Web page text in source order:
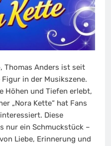
, Thomas Anders ist seit
in der Musikszene.
Höhen und Tiefen erlebt,
„Nora Kette“ hat Fans
Diese
nur ein Schmuckstück –
Liebe, Erinnerung und